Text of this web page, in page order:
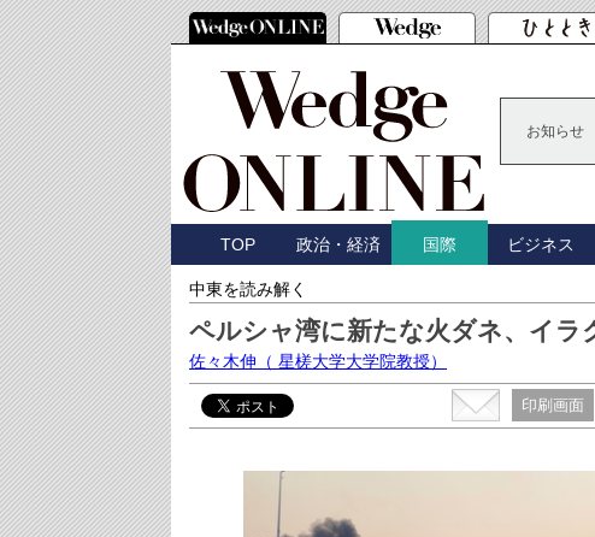
お知らせ
TOP 政治・経済 国際 ビジネス
中東を読み解く
ペルシャ湾に新たな火ダネ、イラ
佐々木伸 （ 星槎大学大学院教授）
印刷画面